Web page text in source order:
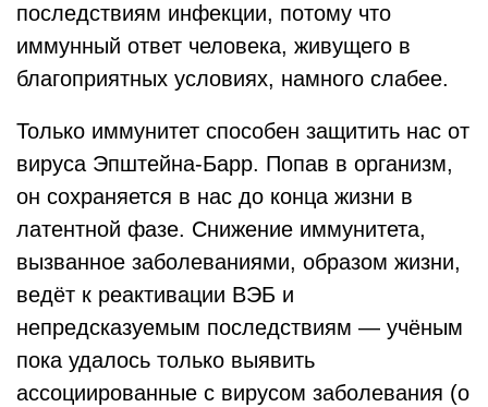
последствиям инфекции, потому что
иммунный ответ человека, живущего в
благоприятных условиях, намного слабее.
Только иммунитет способен защитить нас от
вируса Эпштейна-Барр. Попав в организм,
он сохраняется в нас до конца жизни в
латентной фазе. Снижение иммунитета,
вызванное заболеваниями, образом жизни,
ведёт к реактивации ВЭБ и
непредсказуемым последствиям — учёным
пока удалось только выявить
ассоциированные с вирусом заболевания (о